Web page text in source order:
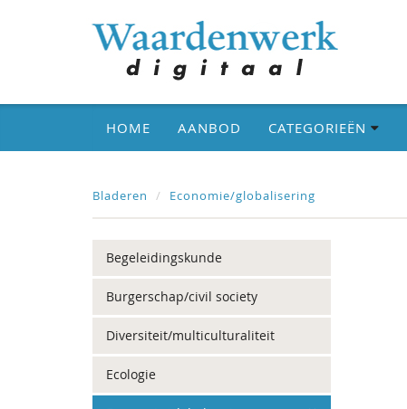
HOME AANBOD CATEGORIEËN
Bladeren Economie/globalisering
Begeleidingskunde
Burgerschap/civil society
Diversiteit/multiculturaliteit
Ecologie